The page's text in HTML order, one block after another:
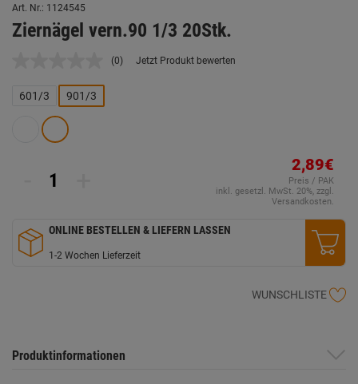
Art. Nr.: 1124545
Ziernägel vern.90 1/3 20Stk.
Kein
(0) Jetzt Produkt bewerten
601/3 901/3
2,89€
Preis / PAK
inkl. gesetzl. MwSt. 20%, zzgl.
Versandkosten.
ONLINE BESTELLEN & LIEFERN LASSEN
1-2 Wochen Lieferzeit
WUNSCHLISTE
Produktinformationen